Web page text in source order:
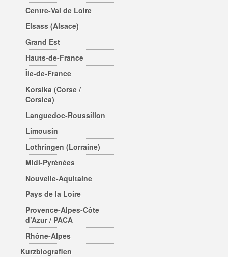
Centre-Val de Loire
Elsass (Alsace)
Grand Est
Hauts-de-France
Île-de-France
Korsika (Corse /
Corsica)
Languedoc-Roussillon
Limousin
Lothringen (Lorraine)
Midi-Pyrénées
Nouvelle-Aquitaine
Pays de la Loire
Provence-Alpes-Côte
d’Azur / PACA
Rhône-Alpes
Kurzbiografien